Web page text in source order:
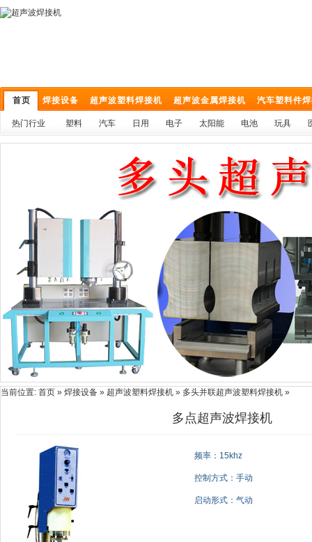
首页 焊接设备 超声波塑料焊接机 超声波金属焊接机 汽车塑料件
热门行业 塑料 汽车 日用 电子 太阳能 电池 玩具
当前位置: 首页 » 焊接设备 » 超声波塑料焊接机 » 多头并联超声波塑料焊接机 »
多点超声波焊接机
频率：15khz
控制方式：手动
启动形式：气动